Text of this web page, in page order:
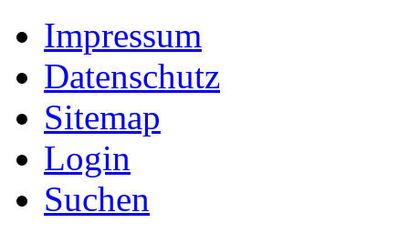
Impressum
Datenschutz
Sitemap
Login
Suchen